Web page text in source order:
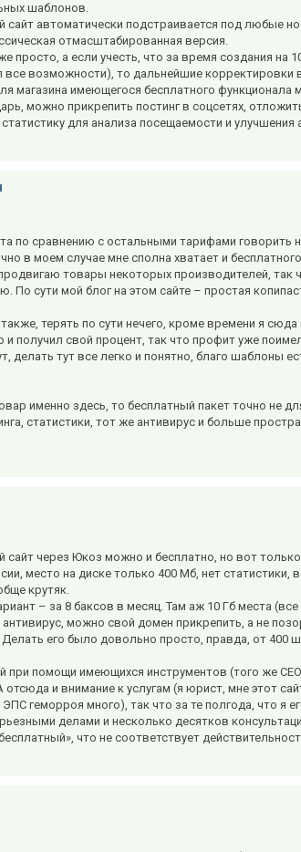
шаблонов.
автоматически подстраивается под любые
отмасштабированная версия.
просто, а если учесть, что за время создания на
все возможности), то дальнейшие корректировки
магазина имеющегося бесплатного
можно прикрепить постинг в соцсетях,
для анализа посещаемости и улучшения
по сравнению с остальными тарифами говорить
в моем случае мне сполна хватает и
товары некоторых производителей, так
сути мой блог на этом сайте – простая
терять по сути нечего, кроме времени я
получил свой процент, так что профит уже
делать тут все легко и понятно, благо шаблоны
именно здесь, то бесплатный пакет точно не
статистики, тот же антивирус и больше
через Юкоз можно и бесплатно, но вот
место на диске только 400 Мб, нет
крутяк.
– за 8 баксов в месяц. Там аж 10 Гб места
можно свой домен прикрепить, а не
его было довольно просто, правда, от 400
при помощи имеющихся инструментов (того же
и внимание к услугам (я юрист, мне этот
геморроя много), так что за те полгода, что я
делами и несколько десятков
что не соответствует